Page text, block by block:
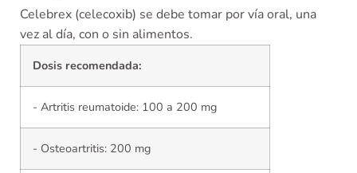
Celebrex (celecoxib) se debe tomar por vía oral, una
vez al día, con o sin alimentos.
Dosis recomendada:
- Artritis reumatoide: 100 a 200 mg
- Osteoartritis: 200 mg